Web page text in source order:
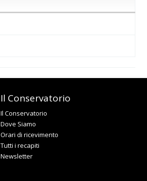
Il Conservatorio
Il Conservatorio
Dove Siamo
Orari di ricevimento
Tutti i recapiti
Newsletter